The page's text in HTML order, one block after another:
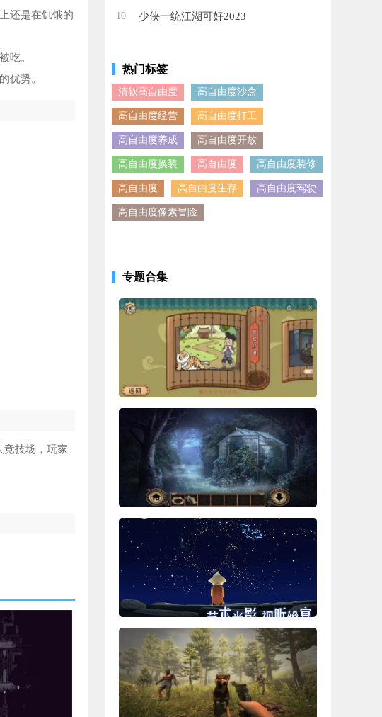
还是在饥饿的
吃。
优势。
竞技场，玩家
10 少侠一统江湖可好2023
热门标签
清软高自由度 高自由度沙盒
高自由度经营 高自由度打工
高自由度养成 高自由度开放
高自由度换装 高自由度 高自由度装修
高自由度 高自由度生存 高自由度驾驶
高自由度像素冒险
专题合集